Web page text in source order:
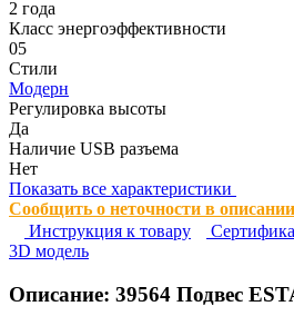
2 года
Класс энергоэффективности
05
Стили
Модерн
Регулировка высоты
Да
Наличие USB разъема
Нет
Показать все характеристики
Сообщить о неточности в описании
Инструкция к товару
3D модель
Описание: 39564 Подвес